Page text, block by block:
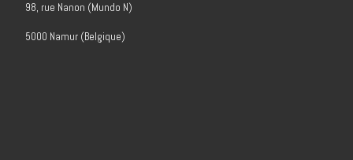
98, rue Nanon (Mundo N)
5000 Namur (Belgique)